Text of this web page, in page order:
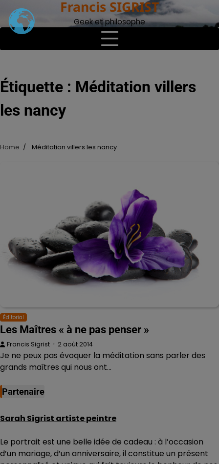
content
Francis SIGRIST
Geek et philosophe
Étiquette : Méditation villers
les nancy
Home Méditation villers les nancy
Éditorial
Les Maîtres « à ne pas penser »
Francis Sigrist 2 août 2014
Je ne peux pas évoquer la méditation sans parler des
grands maîtres qui nous ont…
Partenaire
Sarah Sigrist artiste peintre
Le portrait est une belle idée de cadeau : à l’occasion
d’un mariage, d’un anniversaire, il constitue un présent